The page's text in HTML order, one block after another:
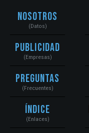
Nosotros
(Datos)
Publicidad
(Empresas)
Preguntas
(Frecuentes)
Índice
(Enlaces)